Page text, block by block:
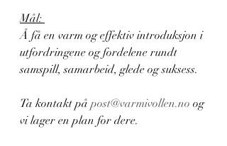
Mål:
Å få en varm og effektiv introduksjon i
utfordringene og fordelene rundt
samspill, samarbeid, glede og suksess.
Ta kontakt på post@varmivollen.no og
vi lager en plan for dere.